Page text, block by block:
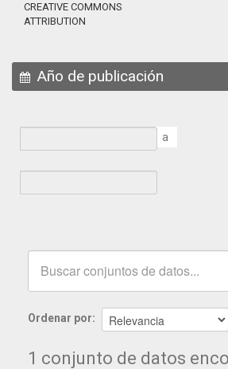
CREATIVE COMMONS
ATTRIBUTION
Año de publicación
a
Ordenar por
1 conjunto de datos